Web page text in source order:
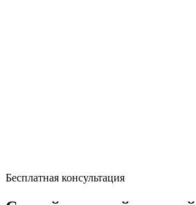
Бесплатная консультация